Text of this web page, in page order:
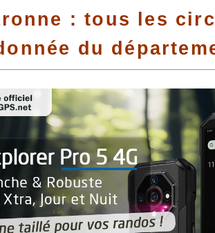
: tous les
du